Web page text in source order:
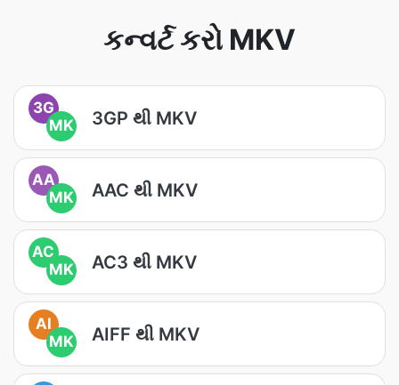
કન્વર્ટ કરો MKV
3G
MK
3GP થી MKV
AA
MK
AAC થી MKV
AC
MK
AC3 થી MKV
AI
MK
AIFF થી MKV